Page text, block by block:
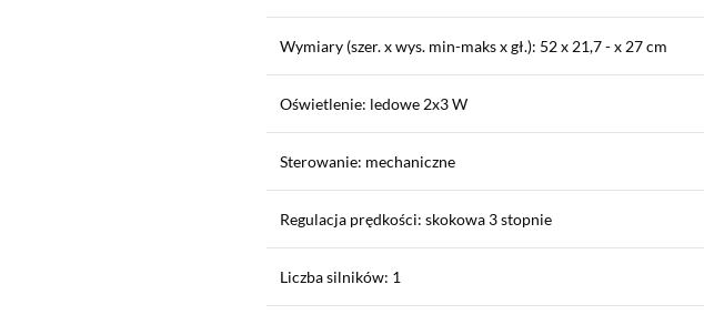
Wymiary (szer. x wys. min-maks x gł.): 52 x 21,7 - x 27 cm
Oświetlenie: ledowe 2x3 W
Sterowanie: mechaniczne
Regulacja prędkości: skokowa 3 stopnie
Liczba silników: 1